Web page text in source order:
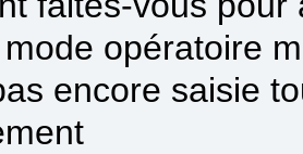
opératoire
encore saisie